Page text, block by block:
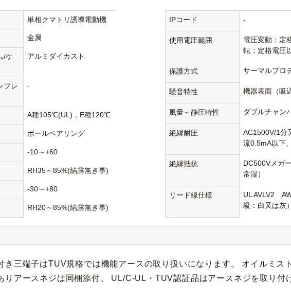
単相クマトリ誘導電動機
金属
/ケ
アルミダイカスト
フレ
-
A種105℃(UL)，E種120℃
ボールベアリング
-10～+60
RH35～85%(結露無き事)
-30～+80
RH20～85%(結露無き事)
IPコード -
使用電圧範囲
電圧変動：定
転：定格電圧
保護方式 サーマルプロ
騒音特性 機器表面（吸
風量～静圧特性 ダブルチャン
絶縁耐圧
AC1500V/1分
流0.5mA以下
絶縁抵抗
DC500Vメガ
常湿）
リード線仕様
UL AVLV2
級：白又は灰）
き三端子はTUV規格では機能アースの取り扱いになります。 オイルミス
りアースネジは同梱添付、 UL/C-UL・TUV認証品はアースネジを取り付